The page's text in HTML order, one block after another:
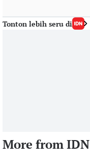
Tonton lebih seru di
More from IDN